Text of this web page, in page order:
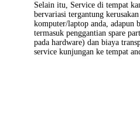
Selain itu, Service di tempat
bervariasi tergantung
komputer/laptop anda, adapun
termasuk penggantian spare
pada hardware) dan biaya
service kunjungan ke tempat